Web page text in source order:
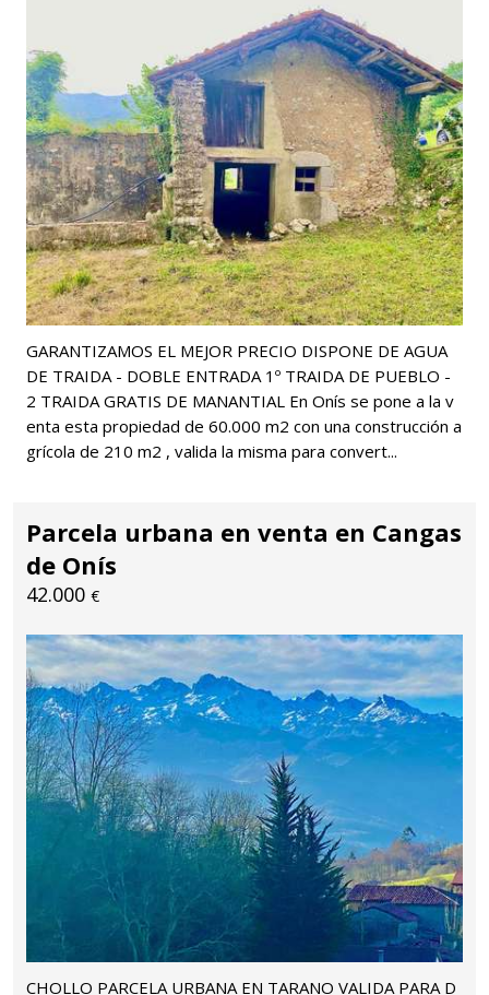
GARANTIZAMOS EL MEJOR PRECIO DISPONE DE AGUA
DE TRAIDA - DOBLE ENTRADA 1º TRAIDA DE PUEBLO -
2 TRAIDA GRATIS DE MANANTIAL En Onís se pone a la v
enta esta propiedad de 60.000 m2 con una construcción a
grícola de 210 m2 , valida la misma para convert...
Parcela urbana en venta en Cangas
de Onís
42.000 €
CHOLLO PARCELA URBANA EN TARANO VALIDA PARA D